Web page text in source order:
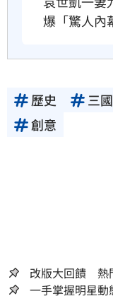
爆「驚人內
歷史 三國
創意
改版大回饋 熱